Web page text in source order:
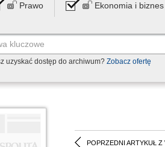
Prawo Ekonomia i biznes
uzyskać dostęp do archiwum? Zobacz ofertę
POPRZEDNI ARTYKUŁ Z